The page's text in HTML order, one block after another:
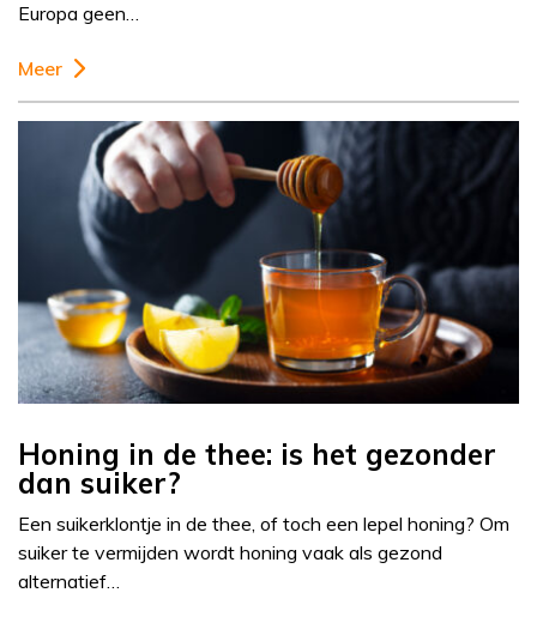
Europa geen…
Meer
Honing in de thee: is het gezonder
dan suiker?
Een suikerklontje in de thee, of toch een lepel honing? Om
suiker te vermijden wordt honing vaak als gezond
alternatief…